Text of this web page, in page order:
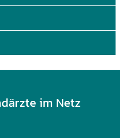
im Netz